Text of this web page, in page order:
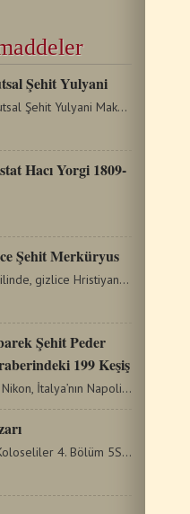
Şehit Yulyani
21 Aralık. Kutsal Şehit Yulyani Maksimiyan döneminde…
Hacı Yorgi 1809-
Şehit Merküryus
Asya’nın bir ilinde, gizlice Hristiyanlığa geçmiş…
Şehit Peder
199 Keşiş
Mübarek Şehit Nikon, İtalya’nın Napoli şehrinde doğdu.…
18.10.2020 Koloseliler 4. Bölüm 5Sizden olmayanlara karşı…